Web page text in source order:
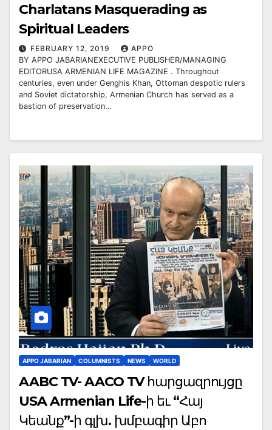
Charlatans Masquerading as
Spiritual Leaders
FEBRUARY 12, 2019
APPO
BY APPO JABARIANEXECUTIVE PUBLISHER/MANAGING
EDITORUSA ARMENIAN LIFE MAGAZINE . Throughout
centuries, even under Genghis Khan, Ottoman despotic rulers
and Soviet dictatorship, Armenian Church has served as a
bastion of preservation…
APPO JABARIAN COLUMNISTS NEWS WORLD
AABC TV- AACO TV հարցազրույցը
USA Armenian Life-ի եւ “Հայ
Կեանք”-ի գլխ. խմբագիր Աբո